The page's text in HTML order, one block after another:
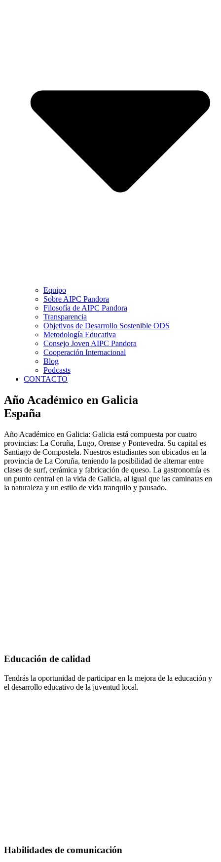
Equipo
Sobre AIPC Pandora
Filosofía de AIPC Pandora
Transparencia
Objetivos de Desarrollo Sostenible ODS
Metodología Educativa
Consejo Joven AIPC Pandora
Cooperación Internacional
Blog
Podcasts
CONTACTO
Año Académico en Galicia
España
Año Académico en Galicia: Galicia está compuesta por cuatro
provincias: La Coruña, Lugo, Orense y Pontevedra. Su capital es
Santiago de Compostela. Nuestros estudiantes son ubicados en la
provincia de La Coruña, teniendo la posibilidad de alternar entre
clases de surf, cerámica y fabricación de queso. La gastronomía es
un punto central en la vida de Galicia, al igual que las caminatas en
la naturaleza y un estilo de vida tranquilo y pausado.
Educación de calidad
Tendrás la oportunidad de participar en la mejora de la educación y
el desarrollo educativo de la juventud local.
Habilidades de comunicación